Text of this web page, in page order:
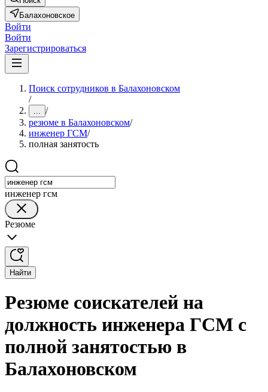
Балахоновское
Войти
Войти
Зарегистрироваться
Поиск сотрудников в Балахоновском
/
... /
резюме в Балахоновском/
инженер ГСМ/
полная занятость
инженер гсм
Резюме
Найти
Резюме соискателей на
должность инженера ГСМ с
полной занятостью в
Балахоновском